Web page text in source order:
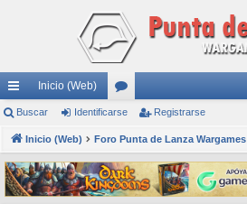
nl
ac
es
rá
Inicio (Web)
or
os
Buscar Identificarse Registrarse
Inicio (Web) Foro Punta de Lanza Wargames